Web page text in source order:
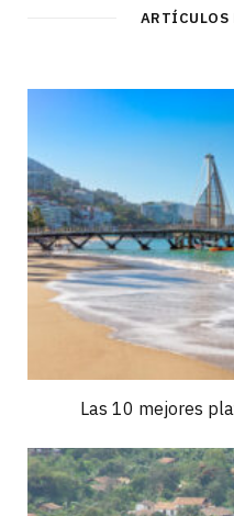
ARTÍCULOS
Las 10 mejores